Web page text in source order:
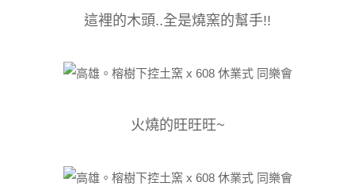
這裡的木頭..全是燒窯的幫手!!
火燒的旺旺旺~